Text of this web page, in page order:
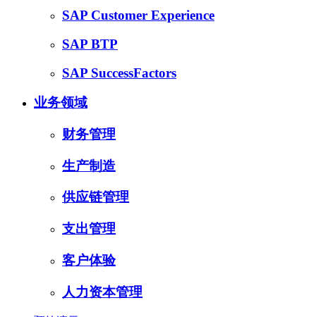
SAP Customer Experience
SAP BTP
SAP SuccessFactors
业务领域
财务管理
生产制造
供应链管理
支出管理
客户体验
人力资本管理